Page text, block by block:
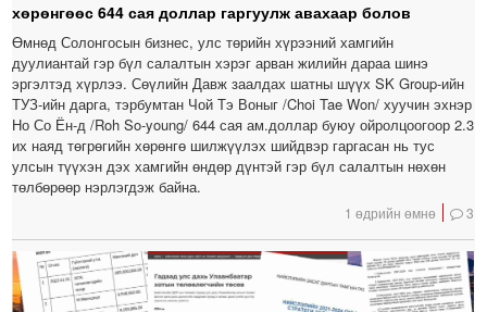
хөрөнгөөс 644 сая доллар гаргуулж авахаар болов
Өмнөд Солонгосын бизнес, улс төрийн хүрээний хамгийн
дуулиантай гэр бүл салалтын хэрэг арван жилийн дараа шинэ
эргэлтэд хүрлээ. Сөүлийн Давж заалдах шатны шүүх SK Group-ийн
ТУЗ-ийн дарга, тэрбумтан Чой Тэ Воныг /Choi Tae Won/ хуучин эхнэр
Но Со Ён-д /Roh So-young/ 644 сая ам.доллар буюу ойролцоогоор 2.3
их наяд төгрөгийн хөрөнгө шилжүүлэх шийдвэр гаргасан нь тус
улсын түүхэн дэх хамгийн өндөр дүнтэй гэр бүл салалтын нөхөн
төлбөрөөр нэрлэгдэж байна.
1 өдрийн өмнө 3